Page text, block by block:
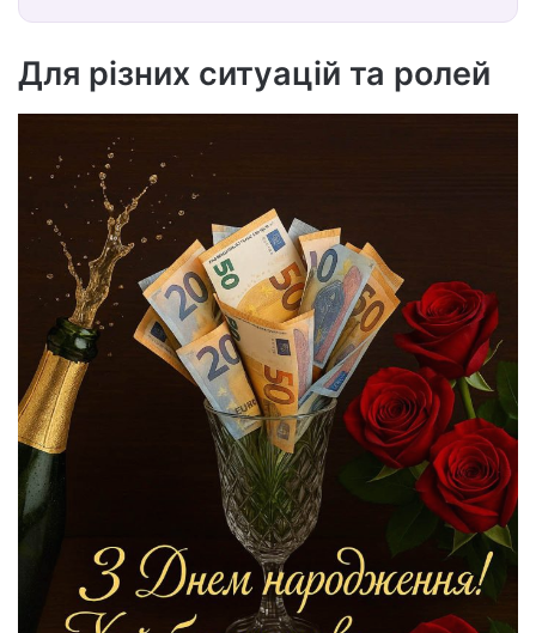
Для різних ситуацій та ролей